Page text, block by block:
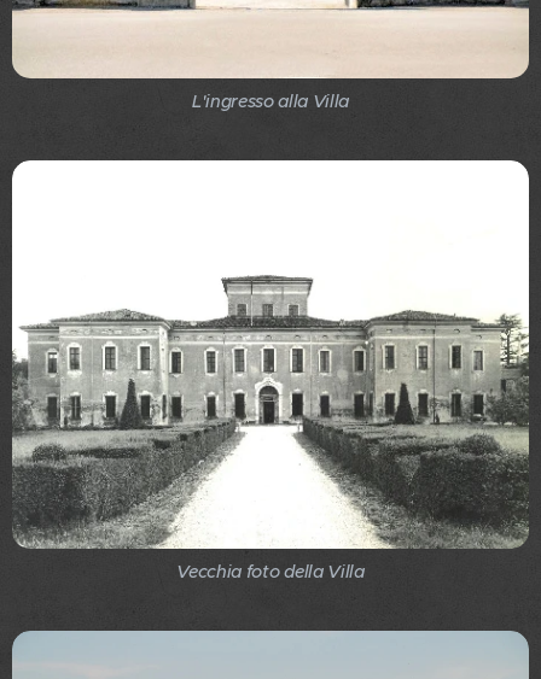
L'ingresso alla Villa
Vecchia foto della Villa